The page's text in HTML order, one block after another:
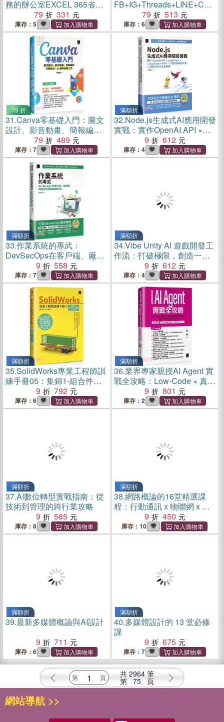
務的辦公室EXCEL 365省時
高手必備50招【暢銷回饋
版】
79 331
庫存：5
FB+IG+Threads+LINE+Chat
GPT全效社群行銷術：掌握
社群平台行銷宣傳訣竅，善
用AI工具，以最小成本創造
最大效益
79 513
庫存：6
79 折
31.Canva零基礎入門：圖文
設計、影音動畫、簡報編
輯、行銷素材、AI應用快速
上手【好評回饋版】
79 489
庫存：7
滿額折
32.Node.js生成式AI應用開發
實戰：實作OpenAI API ×
LangChain × LangGraph ×
RAG，打造從雲端到本地
LLM的混合式安全架構
9 612
庫存：4
滿額折
33.作業系統的專武：
DevSecOps在客戶端、廠商
端與資安的實戰維運攻略
（iThome鐵人賽系列書）
9 558
庫存：7
滿額折
34.Vibe Unity AI 遊戲開發工
作流：打破極限，創造一款
具有無限可能性的遊戲！
（iThome鐵人賽系列書）
9 612
庫存：4
滿額折
35.SolidWorks專業工程師訓
練手冊05：集錦1-組合件、
9 792
庫存：6
滿額折
36.業界專家親授AI Agent 實
戰全攻略：Low-Code × 真落
地，從地端部署到 RAG 設
計，打造不被取代的核心競
爭力（全書搭配 10 小時免費
9 801
庫存：2
滿額折
37.AI數位轉型實戰指南：從
技術到管理的跨行業攻略
9
585
庫存：8
滿額折
38.網路概論的16堂精選課
程：行動通訊 x 物聯網 x 大
數據 x 雲端運算 x 人工智慧
9 450
庫存：10
滿額折
39.最新多媒體概論與AI設計
9
711
庫存：6
滿額折
40.多媒體設計的 13 堂必修
課
9
675
庫存：7
共 2964 筆
第 75 頁
網站導航 >>